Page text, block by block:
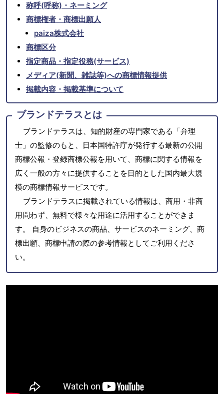
称呼(呼称)・ネーミング
商標権者・商標出願人
paiza株式会社
商標区分
指定商品・指定役務(サービス)
メディア(新聞、雑誌等)への商標情報提供
掲載内容・掲載基準について
ブランドテラスとは
ブランドテラスは、知的財産の専門家である「弁理
士」の監修のもと、日本国特許庁が発行する最新の公開
商標公報・登録商標公報を用いて、商標に関する情報を
広く一般の方々に提供することを目的とした国内最大規
模の商標情報サービスです。
ブランドテラスに掲載されている情報は、商用・非商
用問わず、無料で様々な用途に活用することができま
す。 自身のビジネスの商品、サービスのネーミング、商
標出願、商標申請の際の参考情報としてご利用くださ
い。